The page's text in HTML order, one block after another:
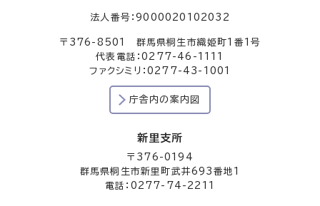
法人番号：9000020102032
〒376-8501 群馬県桐生市織姫町1番1号
代表電話：0277-46-1111
ファクシミリ：0277-43-1001
庁舎内の案内図
新里支所
〒376-0194
群馬県桐生市新里町武井693番地1
電話：0277-74-2211